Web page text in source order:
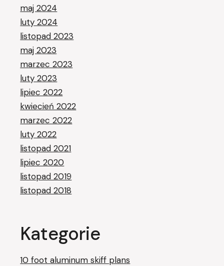
maj 2024
luty 2024
listopad 2023
maj 2023
marzec 2023
luty 2023
lipiec 2022
kwiecień 2022
marzec 2022
luty 2022
listopad 2021
lipiec 2020
listopad 2019
listopad 2018
Kategorie
10 foot aluminum skiff plans